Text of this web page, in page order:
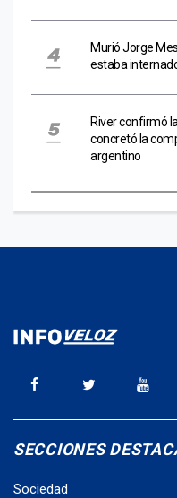
Murió Jorge
estaba
River confirmó
concretó la
argentino
SECCIONES
Sociedad